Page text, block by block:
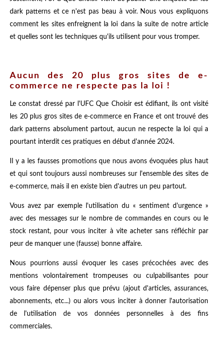
dark patterns et ce n'est pas beau à voir. Nous vous expliquons
comment les sites enfreignent la loi dans la suite de notre article
et quelles sont les techniques qu'ils utilisent pour vous tromper.
Aucun des 20 plus gros sites de e-
commerce ne respecte pas la loi !
Le constat dressé par l'UFC Que Choisir est édifiant, ils ont visité
les 20 plus gros sites de e-commerce en France et ont trouvé des
dark patterns absolument partout, aucun ne respecte la loi qui a
pourtant interdit ces pratiques en début d'année 2024.
Il y a les fausses promotions que nous avons évoquées plus haut
et qui sont toujours aussi nombreuses sur l'ensemble des sites de
e-commerce, mais il en existe bien d'autres un peu partout.
Vous avez par exemple l'utilisation du « sentiment d'urgence »
avec des messages sur le nombre de commandes en cours ou le
stock restant, pour vous inciter à vite acheter sans réfléchir par
peur de manquer une (fausse) bonne affaire.
Nous pourrions aussi évoquer les cases précochées avec des
mentions volontairement trompeuses ou culpabilisantes pour
vous faire dépenser plus que prévu (ajout d'articles, assurances,
abonnements, etc...) ou alors vous inciter à donner l'autorisation
de l'utilisation de vos données personnelles à des fins
commerciales.